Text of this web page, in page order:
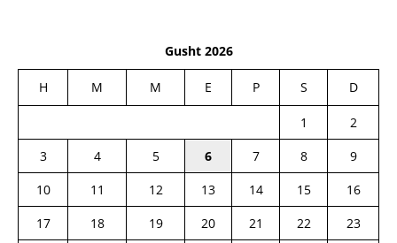
Gusht 2026
H M M E P S D
1
2
3
4 5 6 7 8
9
10
11 12 13 14 15
16
17
18 19 20 21 22
23